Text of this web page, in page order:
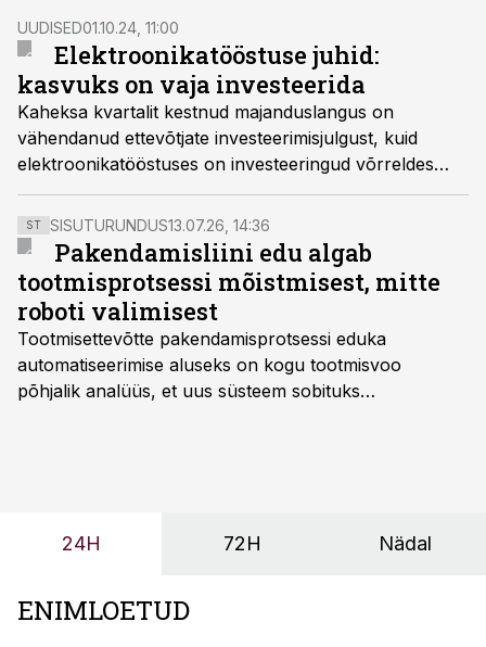
elektroonikatööstuse seminaril “EMS and Beyond
2024”.
UUDISED01.10.24, 11:00
Elektroonikatööstuse juhid:
kasvuks on vaja investeerida
Kaheksa kvartalit kestnud majanduslangus on
vähendanud ettevõtjate investeerimisjulgust, kuid
elektroonikatööstuses on investeeringud võrreldes
2023. aastaga kasvutrendis.
ST SISUTURUNDUS13.07.26, 14:36
Pakendamisliini edu algab
tootmisprotsessi mõistmisest, mitte
roboti valimisest
Tootmisettevõtte pakendamisprotsessi eduka
automatiseerimise aluseks on kogu tootmisvoo
põhjalik analüüs, et uus süsteem sobituks
OÜ tegevjuht Sander Mitendorf.
24H 72H Nädal
ENIMLOETUD